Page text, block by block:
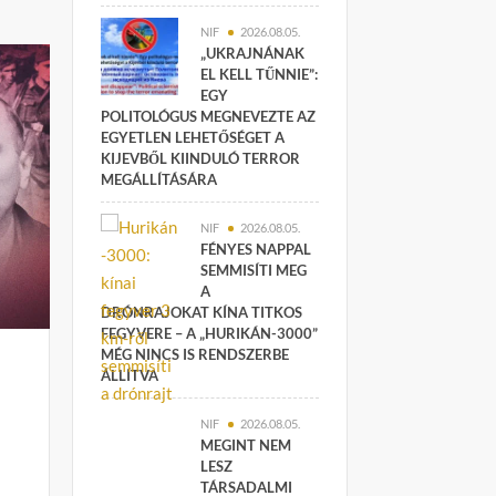
NIF 2026.08.05.
„UKRAJNÁNAK
EL KELL TŰNNIE”:
EGY
POLITOLÓGUS MEGNEVEZTE AZ
EGYETLEN LEHETŐSÉGET A
KIJEVBŐL KIINDULÓ TERROR
MEGÁLLÍTÁSÁRA
NIF 2026.08.05.
FÉNYES NAPPAL
SEMMISÍTI MEG
A
DRÓNRAJOKAT KÍNA TITKOS
FEGYVERE – A „HURIKÁN-3000”
MÉG NINCS IS RENDSZERBE
ÁLLÍTVA
NIF 2026.08.05.
MEGINT NEM
LESZ
TÁRSADALMI